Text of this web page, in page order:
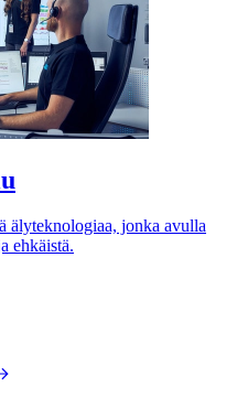
älyteknologiaa, jonka avulla
ehkäistä.